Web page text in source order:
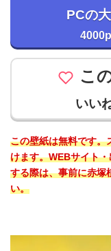
PCの
こ
いい
この壁紙は無料です。
けます。WEBサイト
する際は、事前に赤塚
い。